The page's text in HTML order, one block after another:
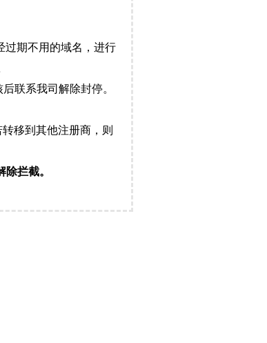
过期不用的域名，进行
联系我司解除封停。
移到其他注册商，则
拦截。